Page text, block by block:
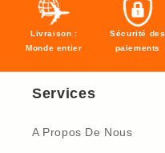
Livraison :
Monde entier
Sécurité des
paiements
Services
A Propos De Nous